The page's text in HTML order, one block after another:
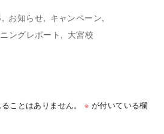
お知らせ
キャンペーン
ングレポート
大宮校
ことはありません。 ※ が付いている欄